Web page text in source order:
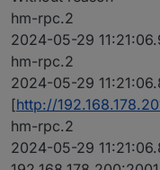
hm-rpc.2
2024-05-29
hm-rpc.2
2024-05-29
[http://
hm-rpc.2
2024-05-29